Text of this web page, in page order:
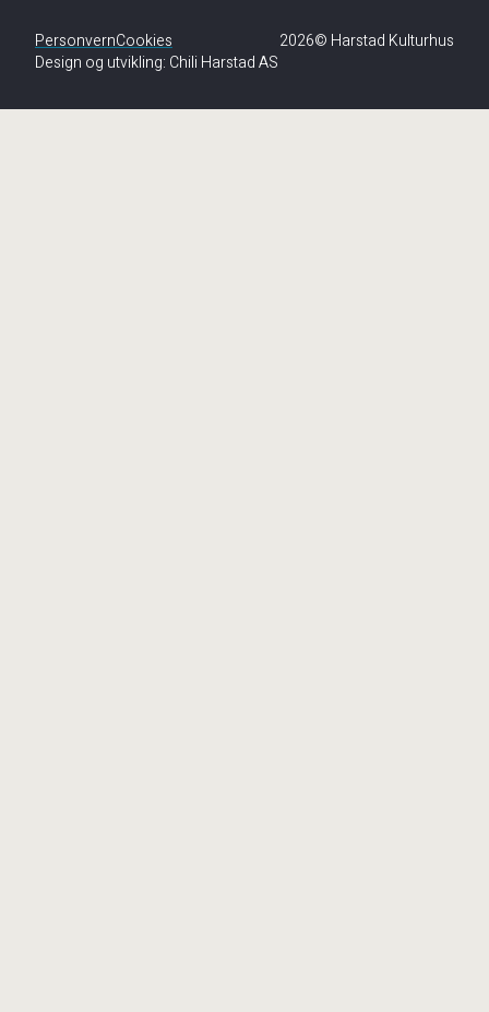
PersonvernCookies
2026© Harstad Kulturhus
Design og utvikling: Chili Harstad AS